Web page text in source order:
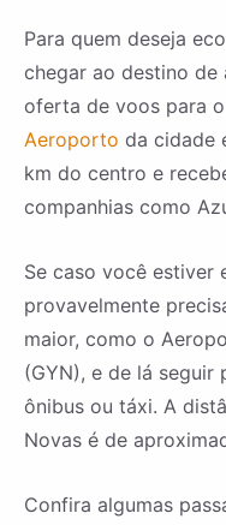
Para quem deseja
chegar ao destino de
oferta de voos para
Aeroporto da cidade
km do centro e
companhias como
Se caso você estiver
provavelmente
maior, como o
(GYN), e de lá seguir
ônibus ou táxi. A
Novas é de
Confira algumas